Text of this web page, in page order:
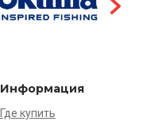
Информация
Где купить